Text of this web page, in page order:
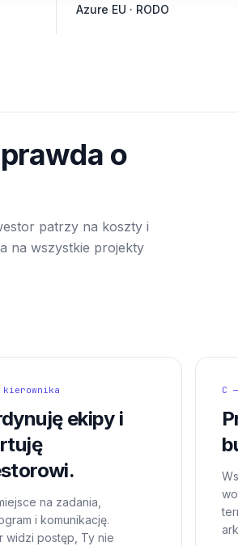
Azure EU · RODO
o
patrzy na koszty i
na wszystkie projekty
ekipy i
na zadania,
i komunikację.
widzi postęp, Ty nie
C